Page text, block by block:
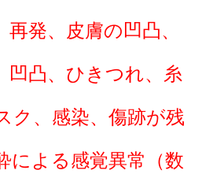
発、皮膚の凹凸、
凹凸、ひきつれ、糸
ク、感染、傷跡が残
による感覚異常（数